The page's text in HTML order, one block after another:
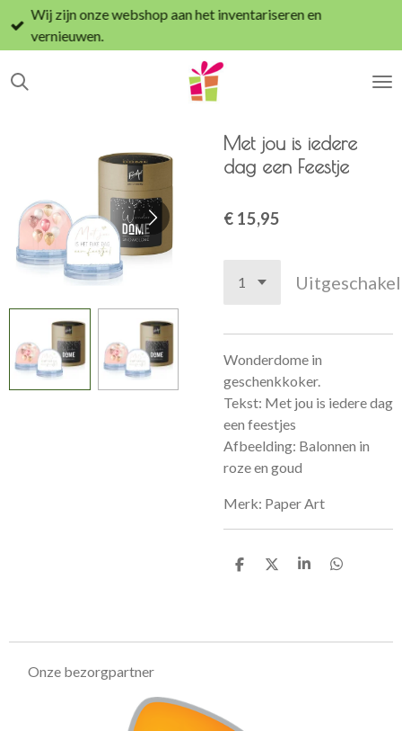
Ga
direct
de
Wij zijn onze webshop aan het inventariseren en
vernieuwen.
Met jou is iedere
dag een Feestje
€ 15,95
Wonderdome in
geschenkkoker.
Tekst: Met jou is iedere dag
een feestjes
Afbeelding: Balonnen in
roze en goud
Merk: Paper Art
D
D
S
D
Onze bezorgpartner